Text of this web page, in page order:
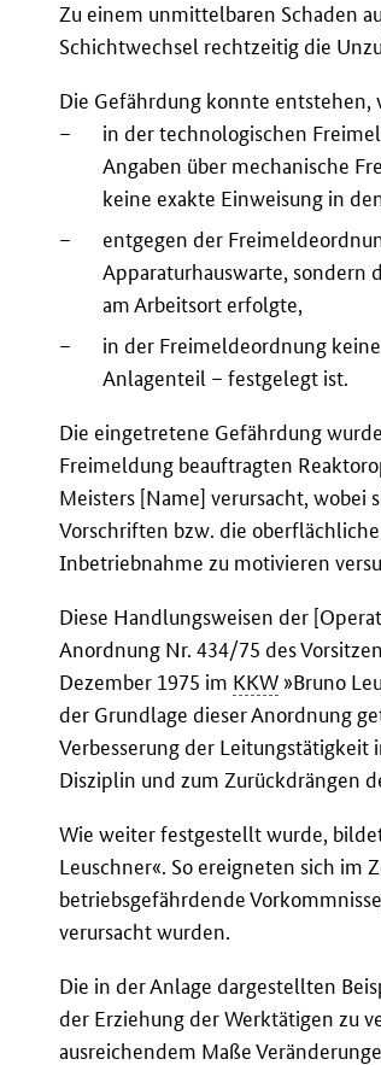
Zu einem unmittelbaren Schaden
Schichtwechsel rechtzeitig die
Die Gefährdung konnte entstehen,
–
in der technologischen
Angaben über mechanische
keine exakte Einweisung in
–
entgegen der
Apparaturhauswarte, sondern
am Arbeitsort erfolgte,
–
in der Freimeldeordnung
Anlagenteil – festgelegt ist.
Die eingetretene Gefährdung
Freimeldung beauftragten
Meisters [Name] verursacht, wobei
Vorschriften bzw. die
Inbetriebnahme zu motivieren
Diese Handlungsweisen der
Anordnung Nr. 434/75 des
Dezember 1975 im KKW »Bruno
der Grundlage dieser Anordnung
Verbesserung der Leitungstätigkeit
Disziplin und zum Zurückdrängen
Wie weiter festgestellt wurde,
Leuschner«. So ereigneten sich im
betriebsgefährdende
verursacht wurden.
Die in der Anlage dargestellten
der Erziehung der Werktätigen zu
ausreichendem Maße